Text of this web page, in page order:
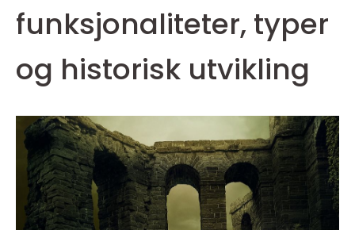
funksjonaliteter, typer
og historisk utvikling